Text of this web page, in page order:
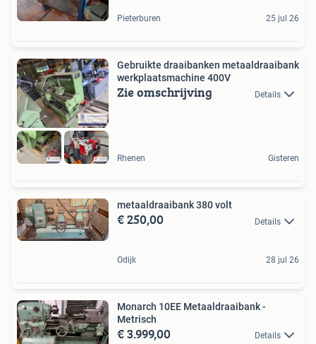
Pieterburen 25 jul 26
Gebruikte draaibanken metaaldraaibank
werkplaatsmachine 400V
Zie omschrijving Details
Rhenen Gisteren
metaaldraaibank 380 volt
€ 250,00 Details
Odijk 28 jul 26
Monarch 10EE Metaaldraaibank -
Metrisch
€ 3.999,00 Details